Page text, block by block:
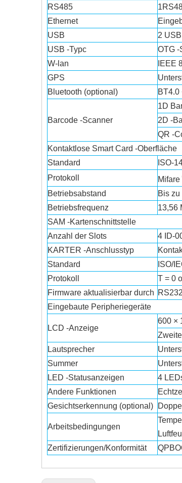
RS485
Ethernet
USB
2
USB -Typc
OTG -
W-lan
IEEE
GPS
Bluetooth (optional)
BT4.0
Barcode -Scanner
1D
2D -
QR -
Kontaktlose Smart Card -Oberfläche
Standard
ISO-
Protokoll
Mifare
Betriebsabstand
Bis zu
Betriebsfrequenz
13,56
SAM -Kartenschnittstelle
Anzahl der Slots
4 ID-
KARTER -Anschlusstyp
Standard
ISO/
Protokoll
T = 0
Firmware aktualisierbar durch RS232
Eingebaute Peripheriegeräte
LCD -Anzeige
600 ×
Lautsprecher
Summer
LED -Statusanzeigen
4
Andere Funktionen
Gesichtserkennung (optional)
Arbeitsbedingungen
Zertifizierungen/Konformität